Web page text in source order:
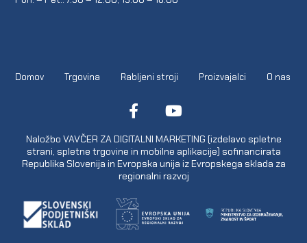
Domov Trgovina Rabljeni stroji Proizvajalci O nas
Naložbo VAVČER ZA DIGITALNI MARKETING (izdelavo spletne
strani, spletne trgovine in mobilne aplikacije) sofinancirata
Republika Slovenija in Evropska unija iz Evropskega sklada za
regionalni razvoj